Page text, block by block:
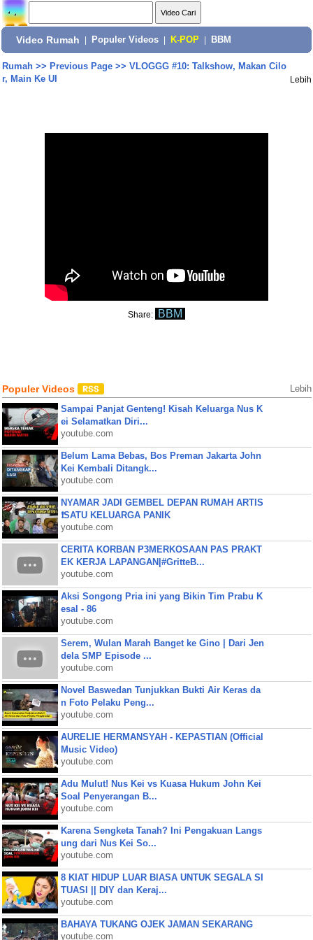
Video Rumah Populer Videos K-POP BBM
Rumah>> Previous Page>> VLOGGG #10: Talkshow, Makan Cilo
r, Main Ke UI
Lebih
Share: BBM
Populer Videos Lebih
Sampai Panjat Genteng! Kisah Keluarga Nus K
ei Selamatkan Diri...
youtube.com
Belum Lama Bebas, Bos Preman Jakarta John
Kei Kembali Ditangk...
youtube.com
NYAMAR JADI GEMBEL DEPAN RUMAH ARTIS
❗SATU KELUARGA PANIK
youtube.com
CERITA KORBAN P3MERKOSAAN PAS PRAKT
EK KERJA LAPANGAN|#GritteB...
youtube.com
Aksi Songong Pria ini yang Bikin Tim Prabu K
esal - 86
youtube.com
Serem, Wulan Marah Banget ke Gino | Dari Jen
dela SMP Episode ...
youtube.com
Novel Baswedan Tunjukkan Bukti Air Keras da
n Foto Pelaku Peng...
youtube.com
AURELIE HERMANSYAH - KEPASTIAN (Official
Music Video)
youtube.com
Adu Mulut! Nus Kei vs Kuasa Hukum John Kei
Soal Penyerangan B...
youtube.com
Karena Sengketa Tanah? Ini Pengakuan Langs
ung dari Nus Kei So...
youtube.com
8 KIAT HIDUP LUAR BIASA UNTUK SEGALA SI
TUASI || DIY dan Keraj...
youtube.com
BAHAYA TUKANG OJEK JAMAN SEKARANG
youtube.com